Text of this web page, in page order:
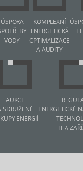
ÚSPORA
VODY
KOMPLEXNÍ
ENERGETICKÁ
OPTIMALIZACE
A AUDITY
AUKCE
SDRUŽENÉ
ENERGIÍ
ENERGETICKÉ
IT A